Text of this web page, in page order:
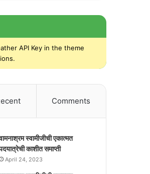
API Key in the theme
Comments
स्वामीजीची एकात्मत
काशीत समाप्ती
April 24, 2023